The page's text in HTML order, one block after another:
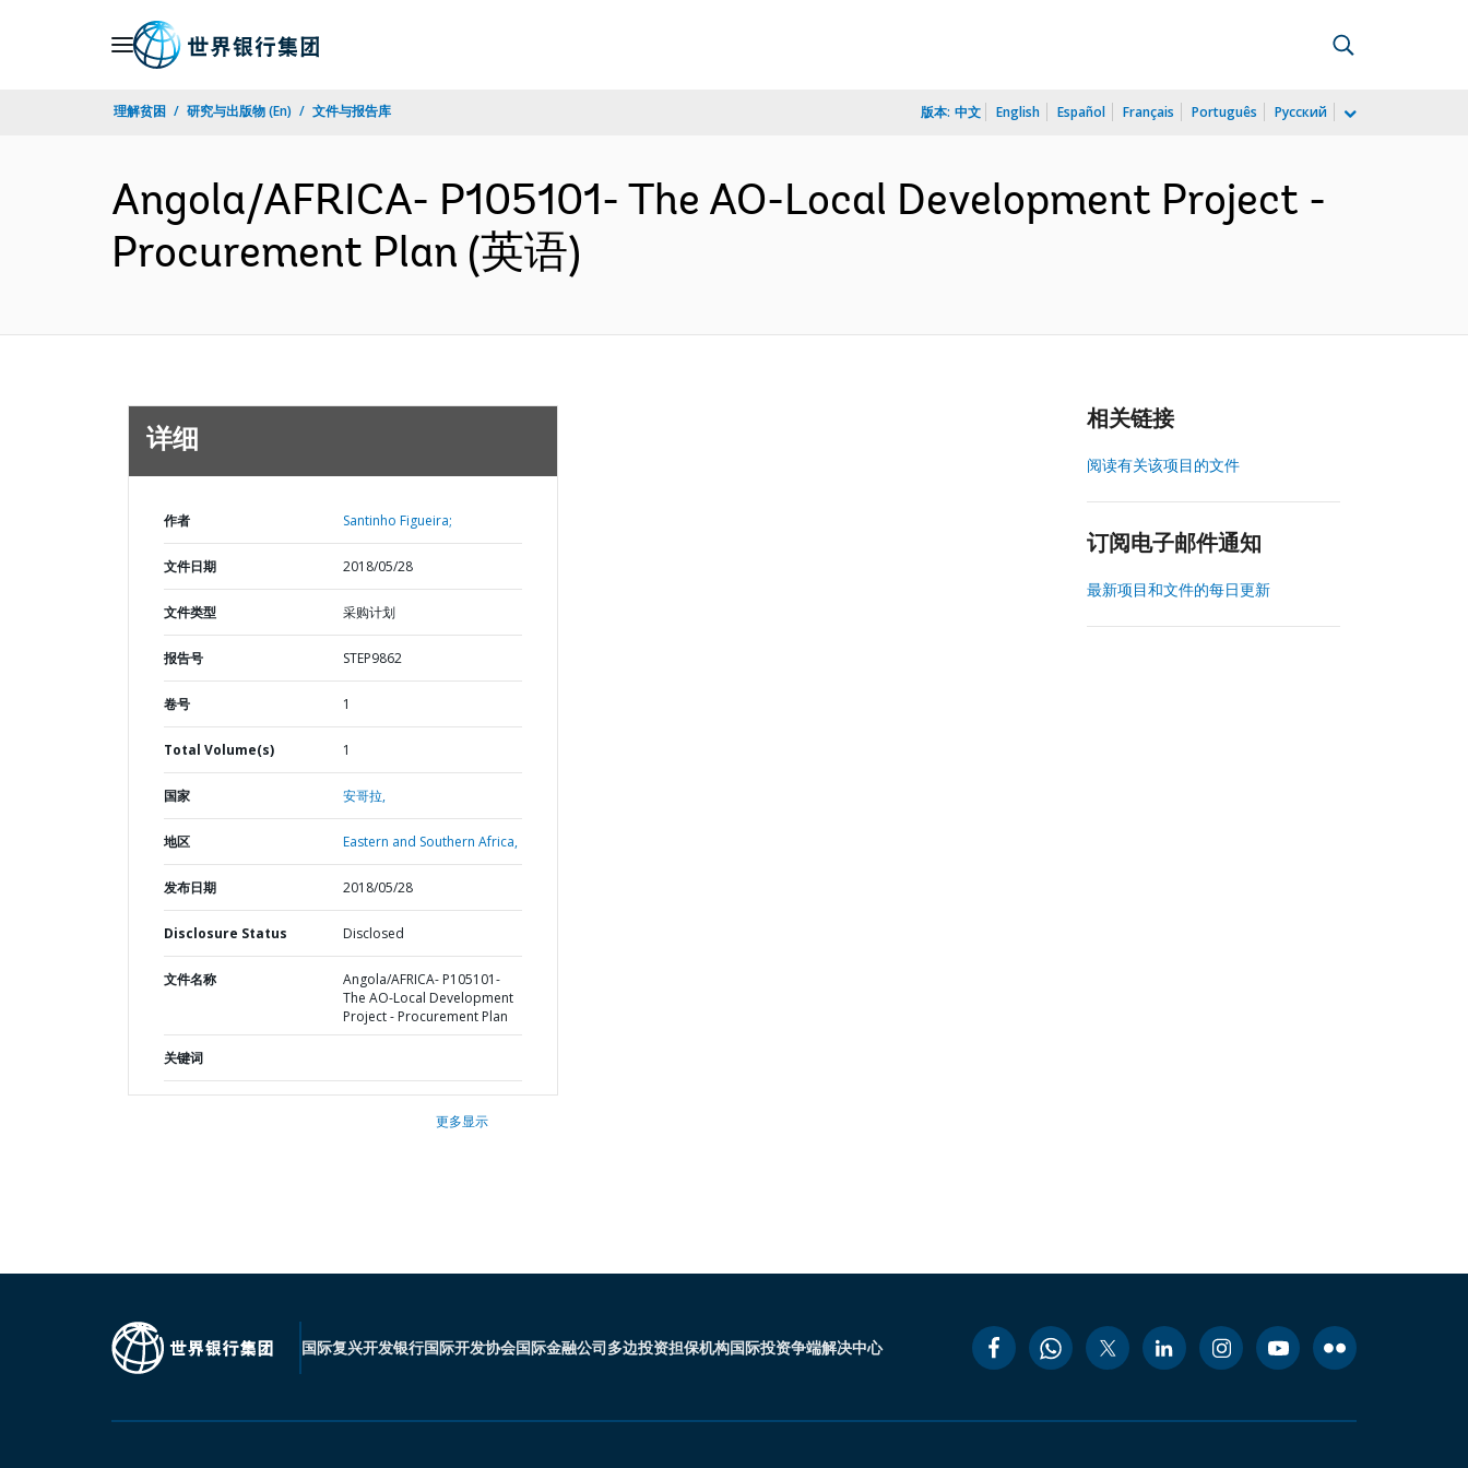
理解贫困 研究与出版物 (En) 文件与报告库 版本: 中文 English Español Français Português Русский
Angola/AFRICA- P105101- The AO-Local Development Project -
Procurement Plan (英语)
详细
作者 Santinho Figueira;
文件日期 2018/05/28
文件类型 采购计划
报告号 STEP9862
卷号 1
Total Volume(s) 1
国家 安哥拉,
地区 Eastern and Southern Africa,
发布日期 2018/05/28
Disclosure Status Disclosed
文件名称
Angola/AFRICA- P105101-
The AO-Local Development
Project - Procurement Plan
关键词
更多显示
相关链接
阅读有关该项目的文件
订阅电子邮件通知
最新项目和文件的每日更新
国际复兴开发银行国际开发协会国际金融公司多边投资担保机构国际投资争端解决中心